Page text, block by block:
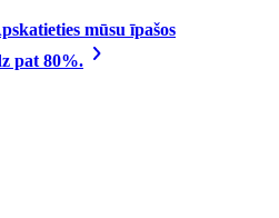
mūsu īpašos
pat 80%.